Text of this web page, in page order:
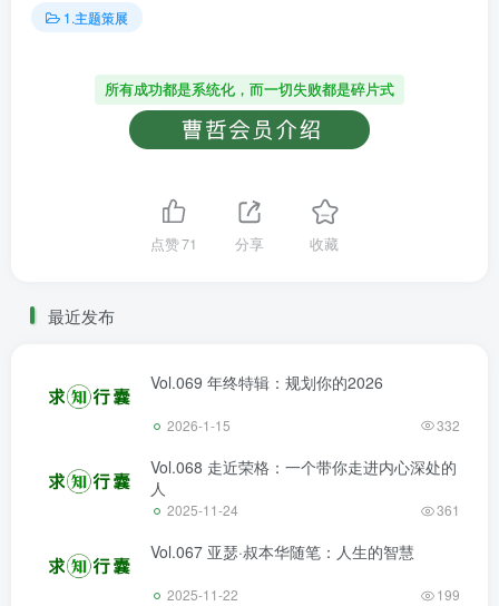
1.主题策展
所有成功都是系统化，而一切失败都是碎片式
点赞71 分享 收藏
最近发布
Vol.069 年终特辑：规划你的2026
2026-1-15 332
Vol.068 走近荣格：一个带你走进内心深处的
人
2025-11-24 361
Vol.067 亚瑟·叔本华随笔：人生的智慧
2025-11-22 199